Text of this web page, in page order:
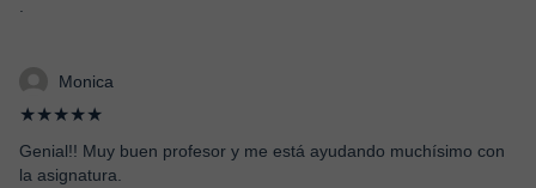
Monica
★★★★★
Genial!! Muy buen profesor y me está ayudando muchísimo con
la asignatura.